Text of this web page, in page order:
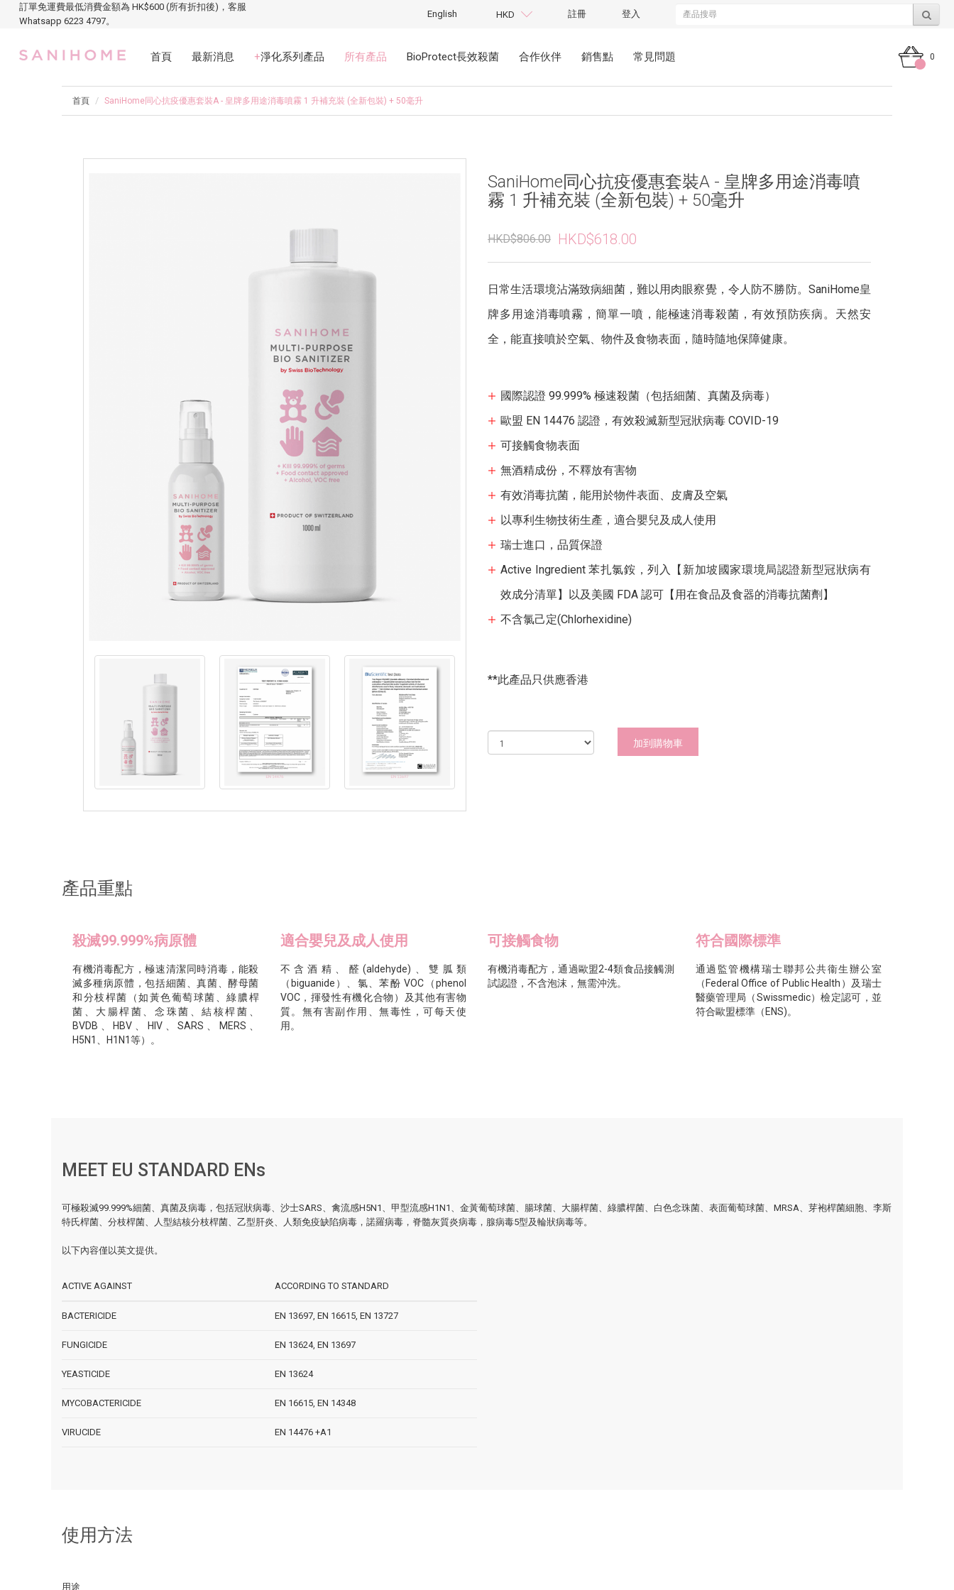
訂單免運費最低消費金額為 HK$600 (所有折扣後)，客服
Whatsapp 6223 4797。
English HKD 註冊 登入
首頁 最新消息 +淨化系列產品 所有產品 BioProtect長效殺菌 合作伙伴 銷售點 常見問題 0
首頁 SaniHome同心抗疫優惠套裝A - 皇牌多用途消毒噴霧 1 升補充裝 (全新包裝) + 50毫升
SaniHome同心抗疫優惠套裝A - 皇牌多用途消毒噴
霧 1 升補充裝 (全新包裝) + 50毫升
HKD$806.00 HKD$618.00
日常生活環境沾滿致病細菌，難以用肉眼察覺，令人防不勝防。SaniHome皇
牌多用途消毒噴霧，簡單一噴，能極速消毒殺菌，有效預防疾病。天然安
全，能直接噴於空氣、物件及食物表面，隨時隨地保障健康。
國際認證 99.999% 極速殺菌（包括細菌、真菌及病毒）
歐盟 EN 14476 認證，有效殺滅新型冠狀病毒 COVID-19
可接觸食物表面
無酒精成份，不釋放有害物
有效消毒抗菌，能用於物件表面、皮膚及空氣
以專利生物技術生產，適合嬰兒及成人使用
瑞士進口，品質保證
Active Ingredient 苯扎氯銨，列入【新加坡國家環境局認證新型冠狀病有
效成分清單】以及美國 FDA 認可【用在食品及食器的消毒抗菌劑】
不含氯己定(Chlorhexidine)
**此產品只供應香港
加到購物車
產品重點
殺滅99.999%病原體
有機消毒配方，極速清潔同時消毒，能殺
滅多種病原體，包括細菌、真菌、酵母菌
和分枝桿菌（如黃色葡萄球菌、綠膿桿
菌、大腸桿菌、念珠菌、結核桿菌、
BVDB、HBV、HIV、SARS、MERS、
H5N1、H1N1等）。
適合嬰兒及成人使用
不含酒精、醛(aldehyde)、雙胍類
（biguanide）、氯、苯酚 VOC（phenol
VOC，揮發性有機化合物）及其他有害物
質。無有害副作用、無毒性，可每天使
用。
可接觸食物
有機消毒配方，通過歐盟2-4類食品接觸測
試認證，不含泡沫，無需沖洗。
符合國際標準
通過監管機構瑞士聯邦公共衞生辦公室
（Federal Office of Public Health）及瑞士
醫藥管理局（Swissmedic）檢定認可，並
符合歐盟標準（ENS)。
MEET EU STANDARD ENs
可極殺滅99.999%細菌、真菌及病毒，包括冠狀病毒、沙士SARS、禽流感H5N1、甲型流感H1N1、金黃葡萄球菌、腸球菌、大腸桿菌、綠膿桿菌、白色念珠菌、表面葡萄球菌、MRSA、芽袍桿菌細胞、李斯
特氏桿菌、分枝桿菌、人型結核分枝桿菌、乙型肝炎、人類免疫缺陷病毒，諾羅病毒，脊髓灰質炎病毒，腺病毒5型及輪狀病毒等。
以下內容僅以英文提供。
ACTIVE AGAINST ACCORDING TO STANDARD
BACTERICIDE EN 13697, EN 16615, EN 13727
FUNGICIDE EN 13624, EN 13697
YEASTICIDE EN 13624
MYCOBACTERICIDE EN 16615, EN 14348
VIRUCIDE EN 14476 +A1
使用方法
用途